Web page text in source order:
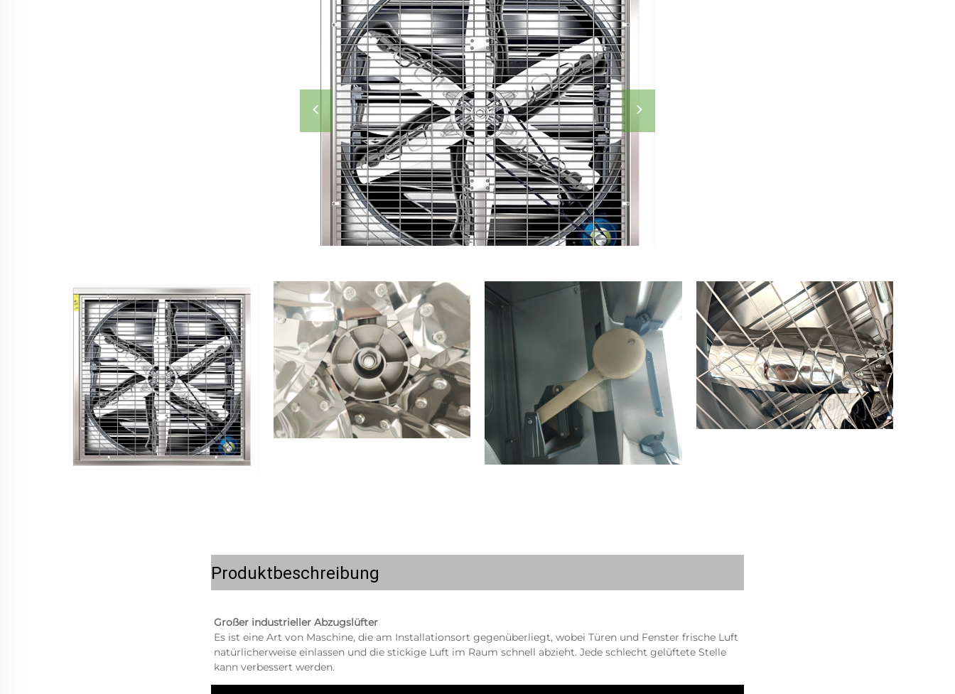
Produktbeschreibung
Großer industrieller Abzugslüfter
Es ist eine Art von Maschine, die am Installationsort gegenüberliegt, wobei Türen und Fenster frische Luft
natürlicherweise einlassen und die stickige Luft im Raum schnell abzieht. Jede schlecht gelüftete Stelle
kann verbessert werden.